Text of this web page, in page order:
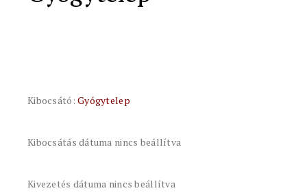
Kibocsátó:Gyógytelep
Kibocsátás dátuma nincs beállítva
Kivezetés dátuma nincs beállítva